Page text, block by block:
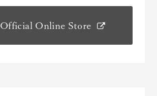
Official Online Store